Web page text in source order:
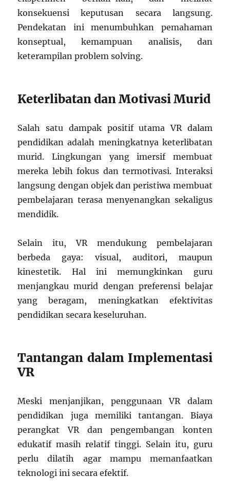
konsekuensi keputusan secara langsung.
Pendekatan ini menumbuhkan pemahaman
konseptual, kemampuan analisis, dan
keterampilan problem solving.
Keterlibatan dan Motivasi Murid
Salah satu dampak positif utama VR dalam
pendidikan adalah meningkatnya keterlibatan
murid. Lingkungan yang imersif membuat
mereka lebih fokus dan termotivasi. Interaksi
langsung dengan objek dan peristiwa membuat
pembelajaran terasa menyenangkan sekaligus
mendidik.
Selain itu, VR mendukung pembelajaran
berbeda gaya: visual, auditori, maupun
kinestetik. Hal ini memungkinkan guru
menjangkau murid dengan preferensi belajar
yang beragam, meningkatkan efektivitas
pendidikan secara keseluruhan.
Tantangan dalam Implementasi
VR
Meski menjanjikan, penggunaan VR dalam
pendidikan juga memiliki tantangan. Biaya
perangkat VR dan pengembangan konten
edukatif masih relatif tinggi. Selain itu, guru
perlu dilatih agar mampu memanfaatkan
teknologi ini secara efektif.